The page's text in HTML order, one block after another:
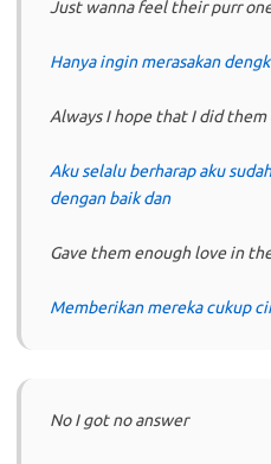
Just wanna feel their purr
Hanya ingin merasakan
Always I hope that I did them
Aku selalu berharap aku
dengan baik dan
Gave them enough love in
Memberikan mereka cukup
No I got no answer